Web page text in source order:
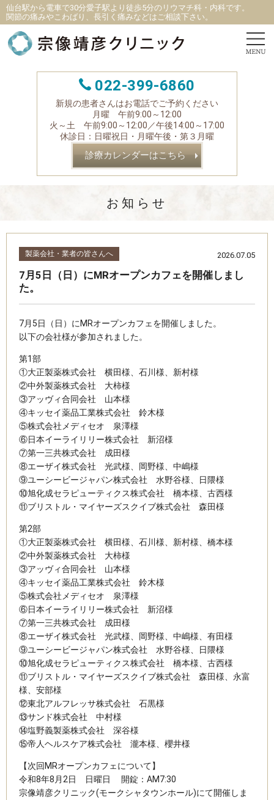
仙台駅から電車で30分愛子駅より徒歩5分の リウマチ科 ・ 内科です。
関節の痛みやこわばり、長引く痛みなどはご相談下さい。
022-399-6860
新規の患者さんはお電話でご予約ください
月曜 午前9:00～12:00
火～土 午前9:00～12:00／午後14:00～17:00
休診日：日曜祝日・月曜午後・第３月曜
診療カレンダーはこちら
お知らせ
製薬会社・業者の皆さんへ
7月5日（日）にMRオープンカフェを開催しまし
た。
2026.07.05
7月5日（日）にMRオープンカフェを開催しました。
以下の会社様が参加されました。
第1部
①大正製薬株式会社 横田様、石川様、新村様
②中外製薬株式会社 大柿様
③アッヴィ合同会社 山本様
④キッセイ薬品工業株式会社 鈴木様
⑤株式会社メディセオ 泉澤様
⑥日本イーライリリー株式会社 新沼様
⑦第一三共株式会社 成田様
⑧エーザイ株式会社 光武様、岡野様、中嶋様
⑨ユーシービージャパン株式会社 水野谷様、日隈様
⑩旭化成セラピューティクス株式会社 橋本様、古西様
⑪ブリストル・マイヤーズスクイブ株式会社 森田様
第2部
①大正製薬株式会社 横田様、石川様、新村様、橋本様
②中外製薬株式会社 大柿様
③アッヴィ合同会社 山本様
④キッセイ薬品工業株式会社 鈴木様
⑤株式会社メディセオ 泉澤様
⑥日本イーライリリー株式会社 新沼様
⑦第一三共株式会社 成田様
⑧エーザイ株式会社 光武様、岡野様、中嶋様、有田様
⑨ユーシービージャパン株式会社 水野谷様、日隈様
⑩旭化成セラピューティクス株式会社 橋本様、古西様
⑪ブリストル・マイヤーズスクイブ株式会社 森田様、永富
様、安部様
⑫東北アルフレッサ株式会社 石黒様
⑬サンド株式会社 中村様
⑭塩野義製薬株式会社 深谷様
⑮帝人ヘルスケア株式会社 瀧本様、櫻井様
【次回MRオープンカフェについて】
令和8年8月2日 日曜日 開錠：AM7:30
宗像靖彦クリニック(モークシャタウンホール)にて開催しま